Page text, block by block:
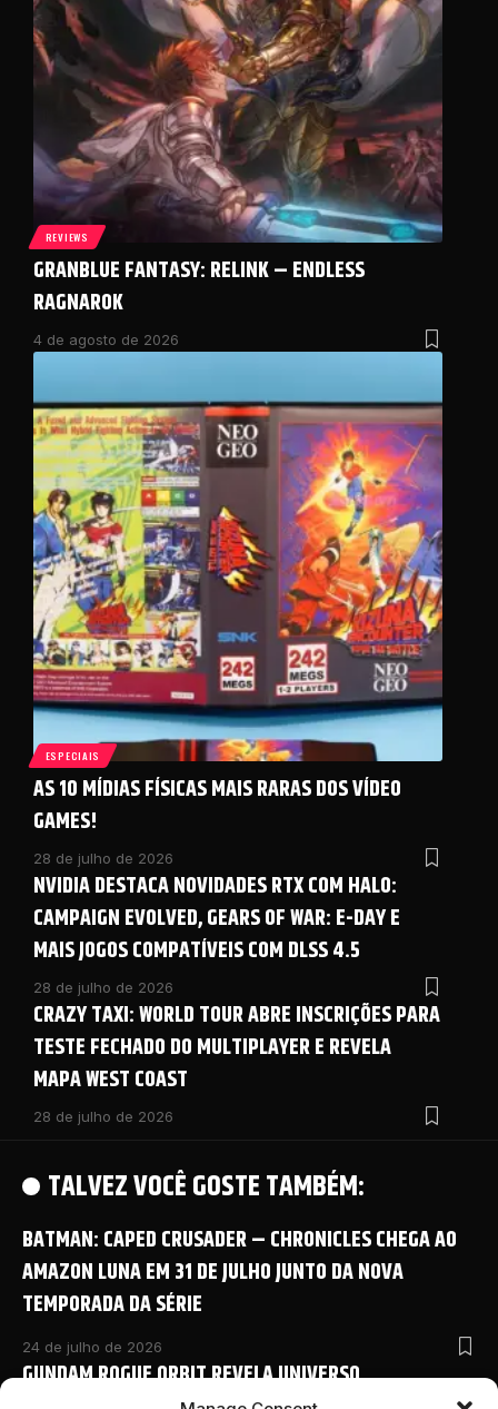
REVIEWS
GRANBLUE FANTASY: RELINK – ENDLESS
RAGNAROK
4 de agosto de 2026
ESPECIAIS
AS 10 MÍDIAS FÍSICAS MAIS RARAS DOS VÍDEO
GAMES!
28 de julho de 2026
NVIDIA DESTACA NOVIDADES RTX COM HALO:
CAMPAIGN EVOLVED, GEARS OF WAR: E-DAY E
MAIS JOGOS COMPATÍVEIS COM DLSS 4.5
28 de julho de 2026
CRAZY TAXI: WORLD TOUR ABRE INSCRIÇÕES PARA
TESTE FECHADO DO MULTIPLAYER E REVELA
MAPA WEST COAST
28 de julho de 2026
TALVEZ VOCÊ GOSTE TAMBÉM:
BATMAN: CAPED CRUSADER – CHRONICLES CHEGA AO
AMAZON LUNA EM 31 DE JULHO JUNTO DA NOVA
TEMPORADA DA SÉRIE
24 de julho de 2026
GUNDAM ROGUE ORBIT REVELA UNIVERSO